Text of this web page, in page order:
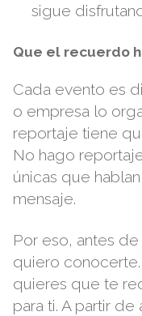
sigue
Que el recuerdo
Cada evento es
o empresa lo
reportaje tiene
No hago
únicas que
mensaje.
Por eso, antes
quiero
quieres que te
para ti. A partir